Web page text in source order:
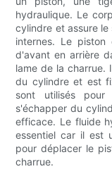
hydraulique. Le
cylindre et assure
internes. Le
d'avant en arrière
lame de la charrue.
du cylindre et est
sont utilisés pour
s'échapper du
efficace. Le fluide
essentiel car il est
pour déplacer le
charrue.